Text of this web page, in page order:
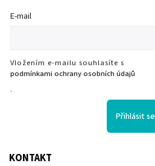
E-mail
Vložením e-mailu souhlasíte s
podmínkami ochrany osobních údajů
.
Přihlásit se
KONTAKT